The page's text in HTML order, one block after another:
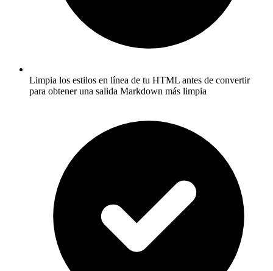
Limpia los estilos en línea de tu HTML antes de convertir
para obtener una salida Markdown más limpia